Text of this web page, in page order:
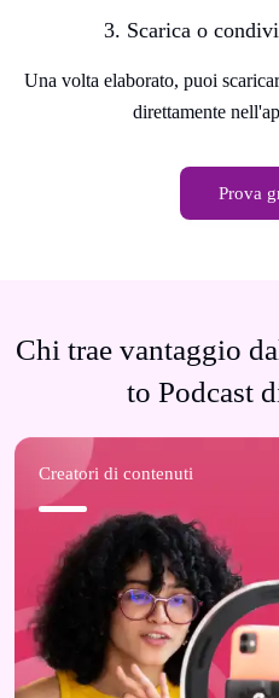
3. Scarica o
Una volta elaborato, puoi
direttamente
Prova
Chi trae vantaggio
to Podcast
Creatori di contenuti